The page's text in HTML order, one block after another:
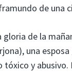
de una
gloria de la
una
y abusivo.